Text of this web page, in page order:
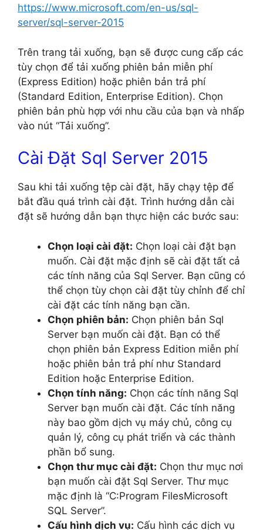
https://www.microsoft.com/en-us/sql-
server/sql-server-2015
Trên trang tải xuống, bạn sẽ được cung cấp các
tùy chọn để tải xuống phiên bản miễn phí
(Express Edition) hoặc phiên bản trả phí
(Standard Edition, Enterprise Edition). Chọn
phiên bản phù hợp với nhu cầu của bạn và nhấp
vào nút “Tải xuống”.
Cài Đặt Sql Server 2015
Sau khi tải xuống tệp cài đặt, hãy chạy tệp để
bắt đầu quá trình cài đặt. Trình hướng dẫn cài
đặt sẽ hướng dẫn bạn thực hiện các bước sau:
Chọn loại cài đặt: Chọn loại cài đặt bạn
muốn. Cài đặt mặc định sẽ cài đặt tất cả
các tính năng của Sql Server. Bạn cũng có
thể chọn tùy chọn cài đặt tùy chỉnh để chỉ
cài đặt các tính năng bạn cần.
Chọn phiên bản: Chọn phiên bản Sql
Server bạn muốn cài đặt. Bạn có thể
chọn phiên bản Express Edition miễn phí
hoặc phiên bản trả phí như Standard
Edition hoặc Enterprise Edition.
Chọn tính năng: Chọn các tính năng Sql
Server bạn muốn cài đặt. Các tính năng
này bao gồm dịch vụ máy chủ, công cụ
quản lý, công cụ phát triển và các thành
phần bổ sung.
Chọn thư mục cài đặt: Chọn thư mục nơi
bạn muốn cài đặt Sql Server. Thư mục
mặc định là “C:Program FilesMicrosoft
SQL Server”.
Cấu hình dịch vụ: Cấu hình các dịch vụ